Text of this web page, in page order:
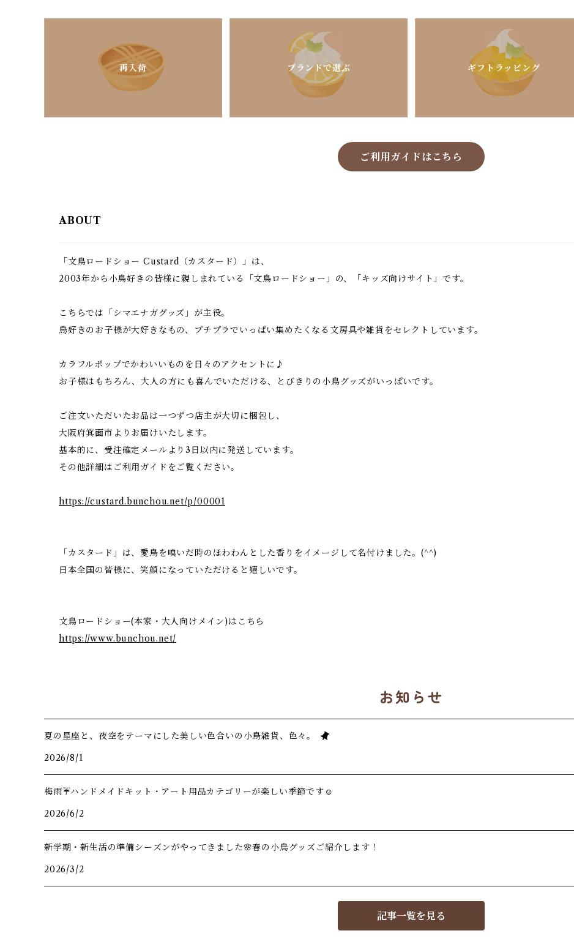
再入荷 ブランドで選ぶ ギフトラッピング
ご利用ガイドはこちら
ABOUT
「文鳥ロードショー Custard（カスタード）」は、
2003年から小鳥好きの皆様に親しまれている「文鳥ロードショー」の、「キッズ向けサイト」です。
こちらでは「シマエナガグッズ」が主役。
鳥好きのお子様が大好きなもの、プチプラでいっぱい集めたくなる文房具や雑貨をセレクトしています。
カラフルポップでかわいいものを日々のアクセントに♪
お子様はもちろん、大人の方にも喜んでいただける、とびきりの小鳥グッズがいっぱいです。
ご注文いただいたお品は一つずつ店主が大切に梱包し、
大阪府箕面市よりお届けいたします。
基本的に、受注確定メールより3日以内に発送しています。
その他詳細はご利用ガイドをご覧ください。
https://custard.bunchou.net/p/00001
「カスタード」は、愛鳥を嗅いだ時のほわわんとした香りをイメージして名付けました。(^^)
日本全国の皆様に、笑顔になっていただけると嬉しいです。
文鳥ロードショー(本家・大人向けメイン)はこちら
https://www.bunchou.net/
お知らせ
夏の星座と、夜空をテーマにした美しい色合いの小鳥雑貨、色々。
2026/8/1
梅雨☔️ハンドメイドキット・アート用品カテゴリーが楽しい季節です☺️
2026/6/2
新学期・新生活の準備シーズンがやってきました🌸春の小鳥グッズご紹介します！
2026/3/2
記事一覧を見る